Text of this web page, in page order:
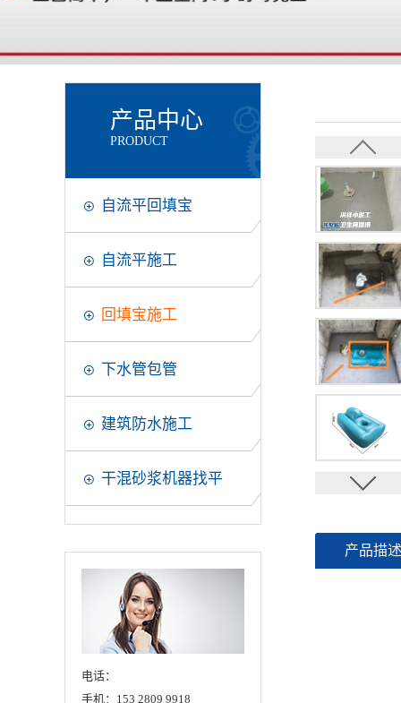
产品中心
PRODUCT
自流平回填宝
自流平施工
回填宝施工
下水管包管
建筑防水施工
干混砂浆机器找平
电话：
手机：153 2809 9918
产品描述